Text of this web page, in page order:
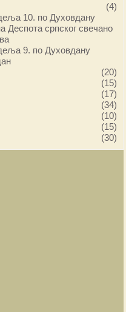
(4)
10. по Духовдану
Деспота српског свечано
9. по Духовдану
(20)
(15)
(17)
(34)
(10)
(15)
(30)